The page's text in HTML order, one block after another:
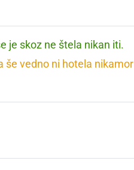
je skoz ne štela nikan iti.
še vedno ni hotela nikamor